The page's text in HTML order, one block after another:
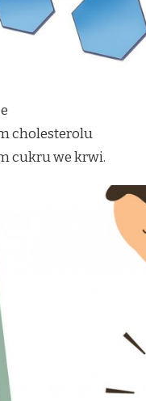
cholesterolu
cukru we krwi.